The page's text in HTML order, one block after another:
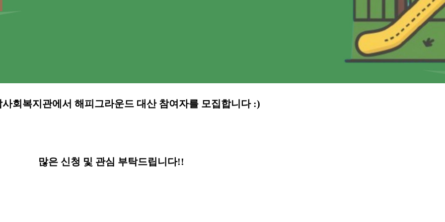
회복지관에서 해피그라운드 대산 참여자를 모집합니다 :)
많은 신청 및 관심 부탁드립니다!!